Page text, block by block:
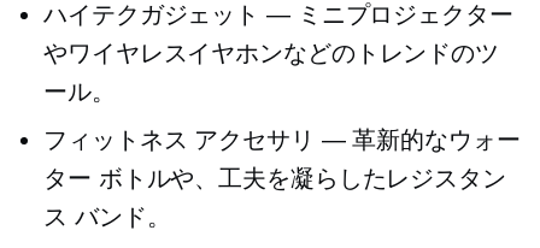
ハイテクガジェット — ミニプロジェクター
やワイヤレスイヤホンなどのトレンドのツ
ール。
フィットネス アクセサリ — 革新的なウォー
ター ボトルや、工夫を凝らしたレジスタン
ス バンド。